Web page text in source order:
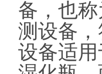
备，也
测设备
设备适